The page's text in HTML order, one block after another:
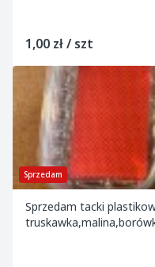
1,00 zł / szt
Sprzedam
Sprzedam tacki